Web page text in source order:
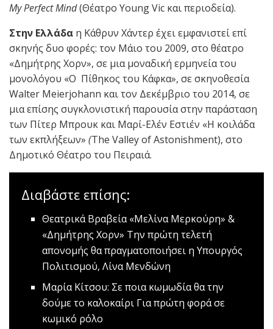
MyPerfectMind(Θέατρο Young Vic και περιοδεία).
Στην Ελλάδα η Κάθρυν Χάντερ έχει εμφανιστεί επί
σκηνής δυο φορές: τον Μάιο του 2009, στο θέατρο
«Δημήτρης Χορν», σε μια μοναδική ερμηνεία του
μονολόγου «Ο Πίθηκος του Κάφκα», σε σκηνοθεσία
Walter Meierjohann και τον Δεκέμβριο του 2014, σε
μια επίσης συγκλονιστική παρουσία στην παράσταση
των Πίτερ Μπρουκ και Μαρί-Ελέν Εστιέν «Η κοιλάδα
των εκπλήξεων» (The Valley of Astonishment), στο
Δημοτικό Θέατρο του Πειραιά.
Διαβάστε επίσης:
Θεατρικά Βραβεία «Μελίνα Μερκούρη» &
«Δημήτρης Χορν» Την πρώτη τελετή
απονομής θα πραγματοποιήσει η Υπουργός
Πολιτισμού, Λίνα Μενδώνη
Μαρία Κίτσου: Σε ποια κωμωδία θα την
δούμε το καλοκαίρι Για πρώτη φορά σε
κωμικό ρόλο